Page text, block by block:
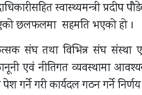
स्वास्थ्यमन्त्री प्रदीप
भएको छलफलमा सहमति भएको हो ।
संघ तथा विभिन्न संघ संस्था
एवं नीतिगत व्यवस्थामा
गर्ने गरी कार्यदल गठन गर्ने